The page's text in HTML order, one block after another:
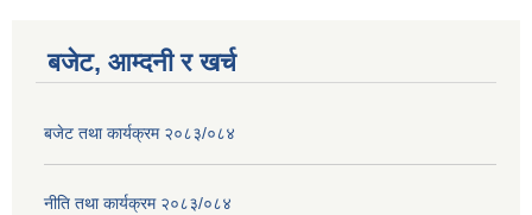
बजेट, आम्दनी र खर्च
बजेट तथा कार्यक्रम २०८३/०८४
नीति तथा कार्यक्रम २०८३/०८४